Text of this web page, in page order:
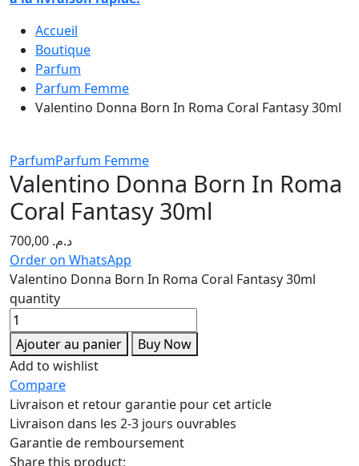
Accueil
Boutique
Parfum
Parfum Femme
Valentino Donna Born In Roma Coral Fantasy 30ml
ParfumParfum Femme
Valentino Donna Born In Roma
Coral Fantasy 30ml
د.م.
Order on WhatsApp
Valentino Donna Born In Roma Coral Fantasy 30ml
quantity
Ajouter au panier
Buy Now
Add to wishlist
Compare
Livraison et retour garantie pour cet article
Livraison dans les 2-3 jours ouvrables
Garantie de remboursement
Share this product: